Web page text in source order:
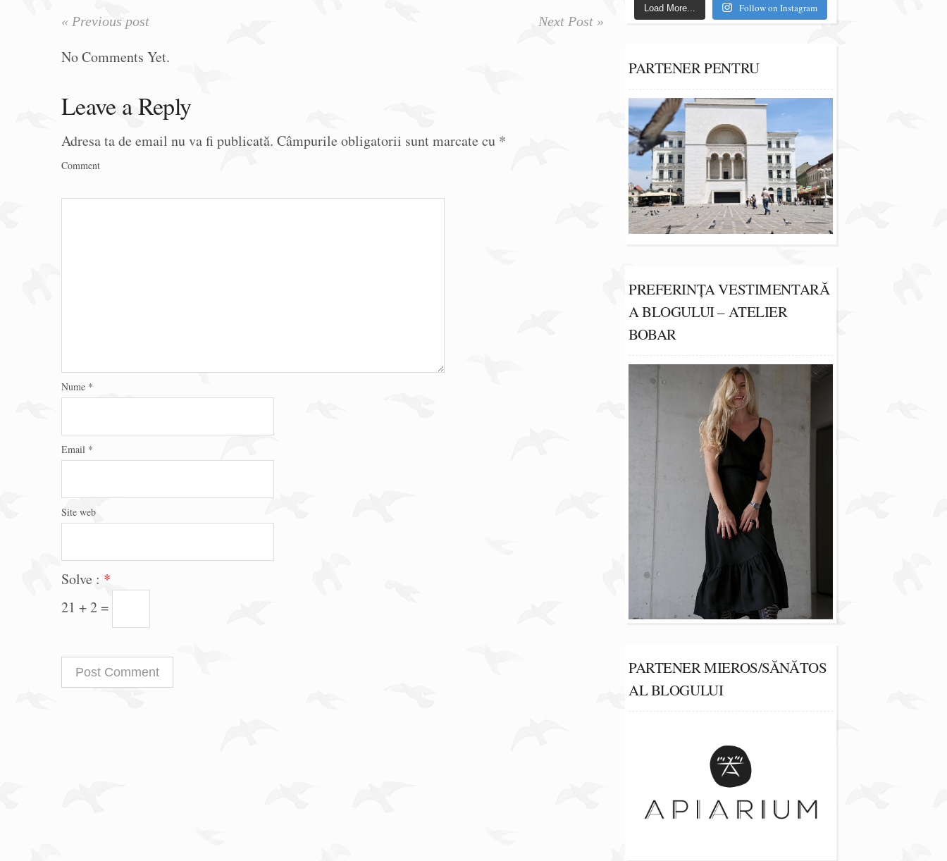
« Previous post Next Post »
No Comments Yet.
Leave a Reply
Adresa ta de email nu va fi publicată. Câmpurile obligatorii sunt marcate cu *
Comment
Nume *
Email *
Site web
Solve : *
21 + 2 =
Load More... Follow on Instagram
PARTENER PENTRU
PREFERINȚA VESTIMENTARĂ
A BLOGULUI – ATELIER
BOBAR
PARTENER MIEROS/SĂNĂTOS
AL BLOGULUI